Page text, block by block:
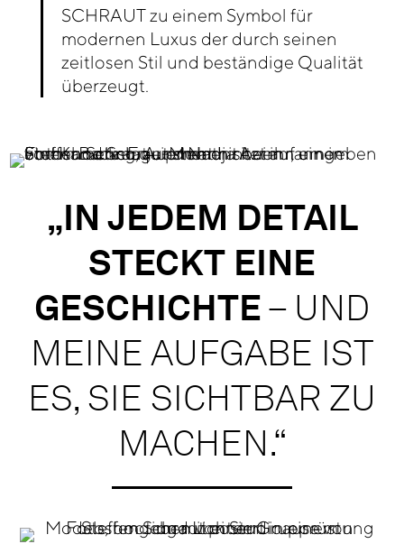
SCHRAUT zu einem Symbol für
modernen Luxus der durch seinen
zeitlosen Stil und beständige Qualität
überzeugt.
„IN JEDEM DETAIL
STECKT EINE
GESCHICHTE– UND
MEINE AUFGABE IST
ES, SIE SICHTBAR ZU
MACHEN.“